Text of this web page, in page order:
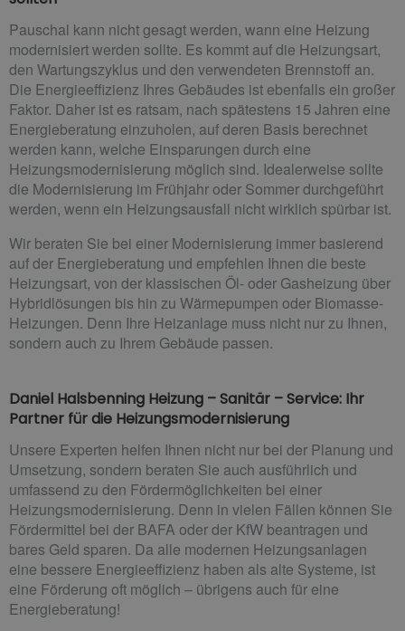
Pauschal kann nicht gesagt werden, wann eine Heizung
modernisiert werden sollte. Es kommt auf die Heizungsart,
den Wartungszyklus und den verwendeten Brennstoff an.
Die Energieeffizienz Ihres Gebäudes ist ebenfalls ein großer
Faktor. Daher ist es ratsam, nach spätestens 15 Jahren eine
Energieberatung einzuholen, auf deren Basis berechnet
werden kann, welche Einsparungen durch eine
Heizungsmodernisierung möglich sind. Idealerweise sollte
die Modernisierung im Frühjahr oder Sommer durchgeführt
werden, wenn ein Heizungsausfall nicht wirklich spürbar ist.
Wir beraten Sie bei einer Modernisierung immer basierend
auf der Energieberatung und empfehlen Ihnen die beste
Heizungsart, von der klassischen Öl- oder Gasheizung über
Hybridlösungen bis hin zu Wärmepumpen oder Biomasse-
Heizungen. Denn Ihre Heizanlage muss nicht nur zu Ihnen,
sondern auch zu Ihrem Gebäude passen.
Daniel Halsbenning Heizung – Sanitär – Service: Ihr
Partner für die Heizungsmodernisierung
Unsere Experten helfen Ihnen nicht nur bei der Planung und
Umsetzung, sondern beraten Sie auch ausführlich und
umfassend zu den Fördermöglichkeiten bei einer
Heizungsmodernisierung. Denn in vielen Fällen können Sie
Fördermittel bei der BAFA oder der KfW beantragen und
bares Geld sparen. Da alle modernen Heizungsanlagen
eine bessere Energieeffizienz haben als alte Systeme, ist
eine Förderung oft möglich – übrigens auch für eine
Energieberatung!